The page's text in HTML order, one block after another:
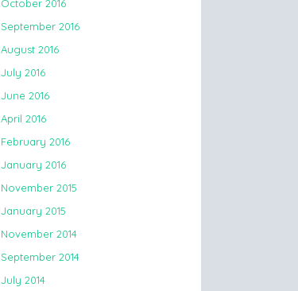
October 2016
September 2016
August 2016
July 2016
June 2016
April 2016
February 2016
January 2016
November 2015
January 2015
November 2014
September 2014
July 2014